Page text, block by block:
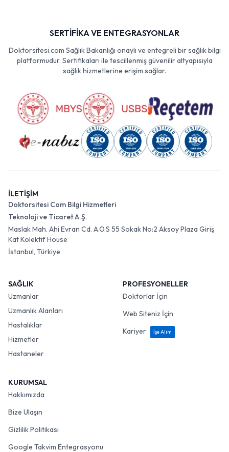
SERTİFİKA VE ENTEGRASYONLAR
Doktorsitesi.com Sağlık Bakanlığı onaylı ve entegreli bir sağlık bilgi
platformudur. Sertifikaları ile tescillenmiş güvenilir altyapısıyla
sağlık hizmetlerine erişim sağlar.
İLETİŞİM
Doktorsitesi Com Bilgi Hizmetleri
Teknoloji ve Ticaret A.Ş.
Maslak Mah. Ahi Evran Cd. A.O.S 55 Sokak No:2 Aksoy Plaza Giriş
Kat Kolektif House
İstanbul, Türkiye
SAĞLIK
Uzmanlar
Uzmanlık Alanları
Hastalıklar
Hizmetler
Hastaneler
PROFESYONELLER
Doktorlar İçin
Web Siteniz İçin
Kariyer
İşe Alım
KURUMSAL
Hakkımızda
Bize Ulaşın
Gizlilik Politikası
Google Takvim Entegrasyonu